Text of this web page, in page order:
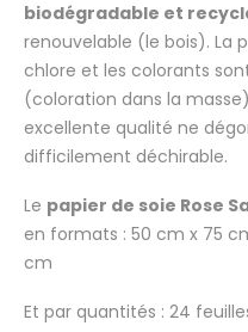
biodégradable et
renouvelable (le bois). La
chlore et les colorants
(coloration dans la
excellente qualité ne
difficilement déchirable.
Le papier de soie Rose
en formats : 50 cm x 75
cm
Et par quantités : 24